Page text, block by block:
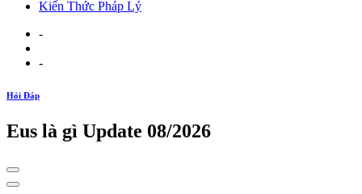
Kiến Thức Pháp Lý
-
-
Hỏi Đáp
Eus là gì Update 08/2026